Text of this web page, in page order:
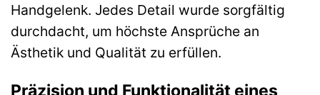
Handgelenk. Jedes Detail wurde sorgfältig
durchdacht, um höchste Ansprüche an
Ästhetik und Qualität zu erfüllen.
Präzision und Funktionalität eines